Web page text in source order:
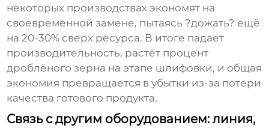
некоторых производствах экономят на
своевременной замене, пытаясь ?дожать? ещё
на 20-30% сверх ресурса. В итоге падает
производительность, растёт процент
дроблёного зерна на этапе шлифовки, и общая
экономия превращается в убытки из-за потери
качества готового продукта.
Связь с другим оборудованием: линия,